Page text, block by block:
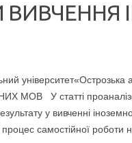
У статті
у вивченні
самостійної роботи